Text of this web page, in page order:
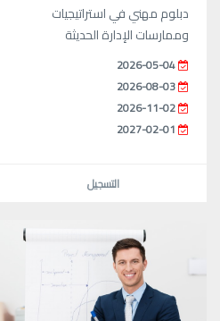
دبلوم مهني في استراتيجيات
وممارسات الإدارة الحديثة
2026-05-04
2026-08-03
2026-11-02
2027-02-01
التسجيل